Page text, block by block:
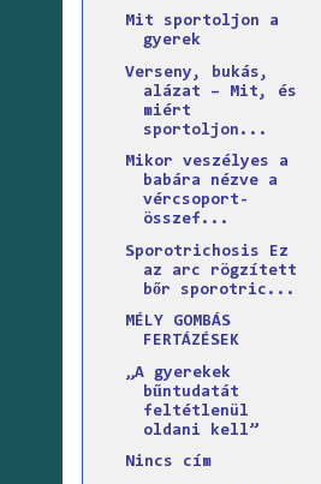
Mit sportoljon a
gyerek
Verseny, bukás,
alázat – Mit, és
miért
sportoljon...
Mikor veszélyes a
babára nézve a
vércsoport-
összef...
Sporotrichosis Ez
az arc rögzített
bőr sporotric...
MÉLY GOMBÁS
FERTÁZÉSEK
„A gyerekek
bűntudatát
feltétlenül
oldani kell”
Nincs cím